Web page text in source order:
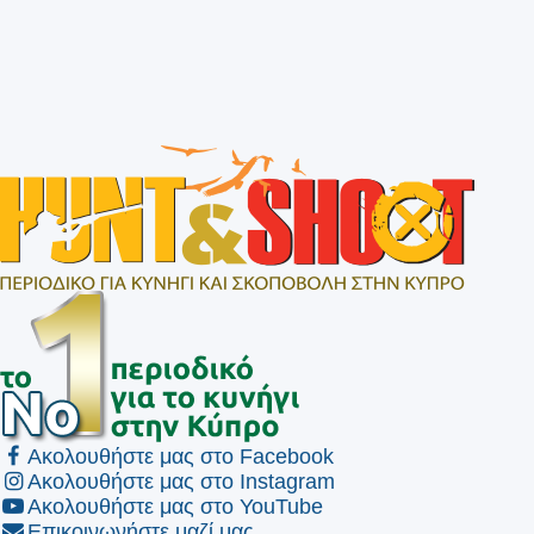
Ακολουθήστε μας στο Facebook
Ακολουθήστε μας στο Instagram
Ακολουθήστε μας στο YouTube